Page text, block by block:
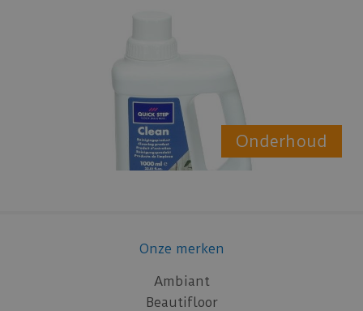
Onderhoud
Onze merken
Ambiant
Beautifloor